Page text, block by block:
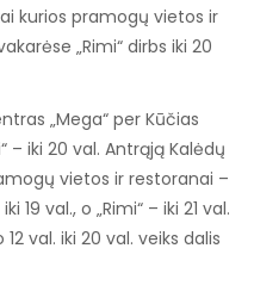
kurios pramogų vietos ir
„Rimi“ dirbs iki 20
„Mega“ per Kūčias
– iki 20 val. Antrąją Kalėdų
vietos ir restoranai –
19 val., o „Rimi“ – iki 21 val.
val. iki 20 val. veiks dalis